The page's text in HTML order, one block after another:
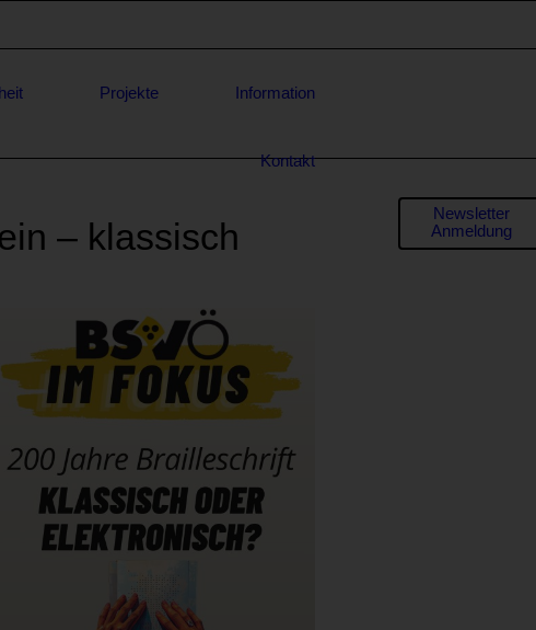
Projekte Information
Kontakt
Newsletter
Anmeldung
– klassisch